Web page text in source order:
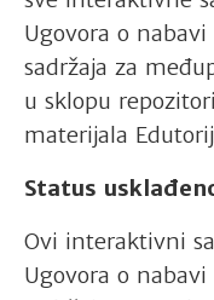
Ugovora o
sadržaja za
u sklopu
materijala
Status
Ovi interaktivni
Ugovora o